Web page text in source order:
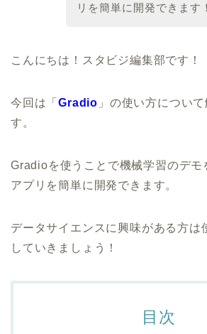
リを簡単に開発できます！
こんにちは！スタビジ編集部です！
今回は「Gradio 」の使い方につい
す。
Gradioを使うことで機械学習のデモ
アプリを簡単に開発できます。
データサイエンスに興味がある方は
していきましょう！
目次